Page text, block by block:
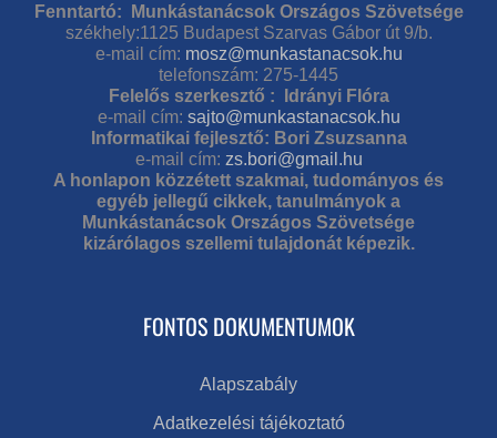
Fenntartó: Munkástanácsok Országos Szövetsége
székhely:1125 Budapest Szarvas Gábor út 9/b.
e-mail cím: mosz@munkastanacsok.hu
telefonszám: 275-1445
Felelős szerkesztő : Idrányi Flóra
e-mail cím: sajto@munkastanacsok.hu
Informatikai fejlesztő: Bori Zsuzsanna
e-mail cím: zs.bori@gmail.hu
A honlapon közzétett szakmai, tudományos és
egyéb jellegű cikkek, tanulmányok a
Munkástanácsok Országos Szövetsége
kizárólagos szellemi tulajdonát képezik.
FONTOS DOKUMENTUMOK
Alapszabály
Adatkezelési tájékoztató